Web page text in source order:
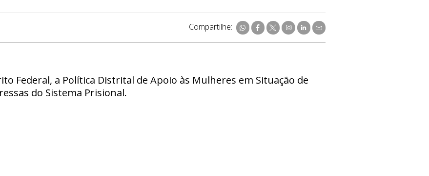
Compartilhe:
Federal, a Política Distrital de Apoio às Mulheres em Situação de
do Sistema Prisional.